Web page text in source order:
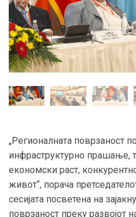
„Регионалната поврзаност
инфраструктурно прашање,
економски раст,
живот“, порача
сесијата посветена на
поврзаност преку развојот